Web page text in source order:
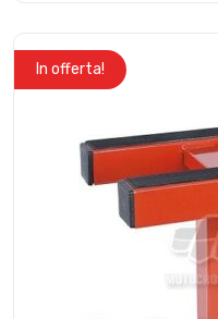
In offerta!